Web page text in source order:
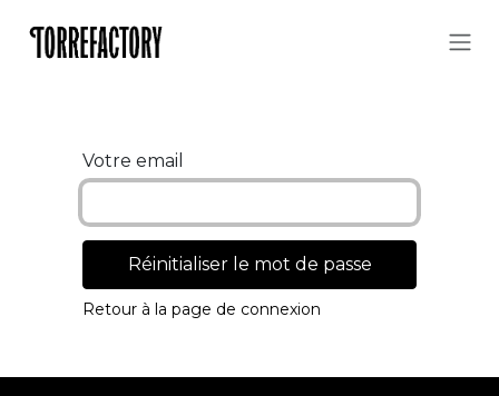
Votre email
Réinitialiser le mot de passe
Retour à la page de connexion